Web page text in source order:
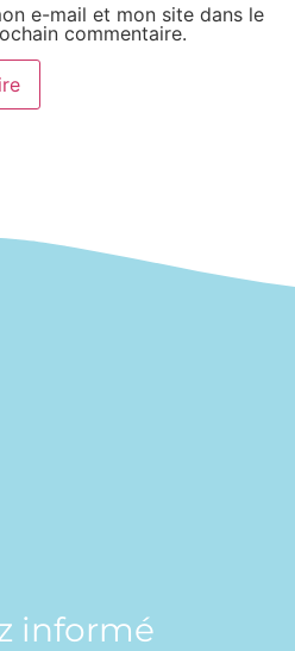
e-mail et mon site dans le
commentaire.
informé